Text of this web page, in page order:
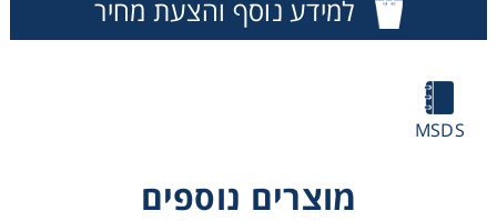
למידע נוסף והצעת מחיר
MSDS
מוצרים נוספים
Chromatography
Lab Essentials